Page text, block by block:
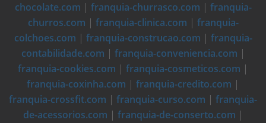
chocolate.com | franquia-churrasco.com | franquia-
churros.com | franquia-clinica.com | franquia-
colchoes.com | franquia-construcao.com | franquia-
contabilidade.com | franquia-conveniencia.com |
franquia-cookies.com | franquia-cosmeticos.com |
franquia-coxinha.com | franquia-credito.com |
franquia-crossfit.com | franquia-curso.com | franquia-
de-acessorios.com | franquia-de-conserto.com |